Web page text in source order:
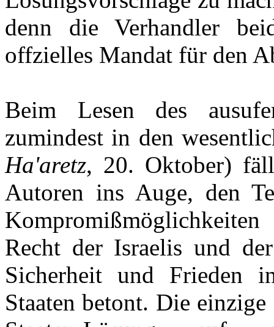
denn die Verhandler
offzielles Mandat für den
Beim Lesen des
zumindest in den
Ha'aretz, 20. Oktober)
Autoren ins Auge, den
Recht der Israelis und
Sicherheit und Frieden
Staaten betont. Die